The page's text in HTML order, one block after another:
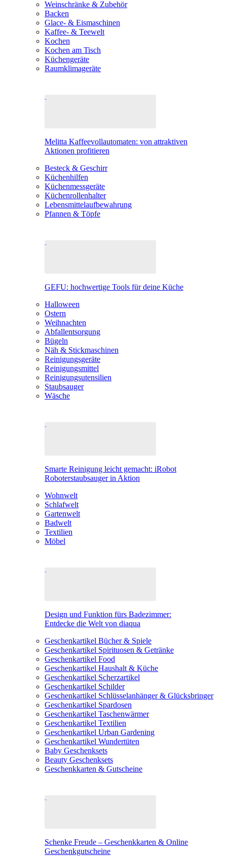
Weinschränke & Zubehör
Backen
Glace- & Eismaschinen
Kaffee- & Teewelt
Kochen
Kochen am Tisch
Küchengeräte
Raumklimageräte
Melitta Kaffeevollautomaten: von attraktiven
Aktionen profitieren
Besteck & Geschirr
Küchenhilfen
Küchenmessgeräte
Küchenrollenhalter
Lebensmittelaufbewahrung
Pfannen & Töpfe
GEFU: hochwertige Tools für deine Küche
Halloween
Ostern
Weihnachten
Abfallentsorgung
Bügeln
Näh & Stickmaschinen
Reinigungsgeräte
Reinigungsmittel
Reinigungsutensilien
Staubsauger
Wäsche
Smarte Reinigung leicht gemacht: iRobot
Roboterstaubsauger in Aktion
Wohnwelt
Schlafwelt
Gartenwelt
Badwelt
Textilien
Möbel
Design und Funktion fürs Badezimmer:
Entdecke die Welt von diaqua
Geschenkartikel Bücher & Spiele
Geschenkartikel Spirituosen & Getränke
Geschenkartikel Food
Geschenkartikel Haushalt & Küche
Geschenkartikel Scherzartikel
Geschenkartikel Schilder
Geschenkartikel Schlüsselanhänger & Glücksbringer
Geschenkartikel Spardosen
Geschenkartikel Taschenwärmer
Geschenkartikel Textilien
Geschenkartikel Urban Gardening
Geschenkartikel Wundertüten
Baby Geschenksets
Beauty Geschenksets
Geschenkkarten & Gutscheine
Schenke Freude – Geschenkkarten & Online
Geschenkgutscheine